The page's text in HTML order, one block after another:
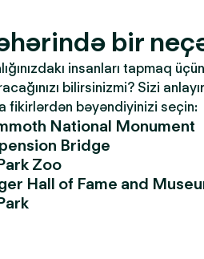
bir
insanları tapmaq
bilirsinizmi? Sizi
fikirlərdən bəyəndiyinizi seçin:
National Monument
Bridge
Zoo
Hall of Fame and